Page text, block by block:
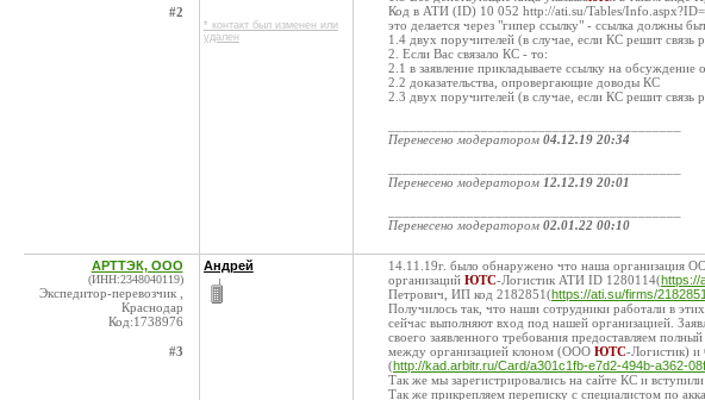
#2
* контакт был изменен или
удален
Код в АТИ (ID) 10 052 http://ati.su/Tables/
это делается через "гипер ссылку" - ссылка должны
1.4 двух поручителей (в случае, если КС решит связь
2. Если Вас связало КС - то:
2.1 в заявление прикладываете ссылку на обсуждение
2.2 доказательства, опровергающие доводы КС
2.3 двух поручителей (в случае, если КС решит связь
Перенесено модератором 04.12.19 20:34
Перенесено модератором 12.12.19 20:01
Перенесено модератором 02.01.22 00:10
АРТТЭК, ООО
(ИНН:2348040119)
Экспедитор-перевозчик ,
Краснодар
Код:1738976
#3
Андрей 14.11.19г. было обнаружено что наша
организаций ЮТС-Логистик АТИ ID 1280114(https://
Петрович, ИП код 2182851(https://ati.su/firms/
Получилось так, что наши сотрудники работали в
сейчас выполняют вход под нашей организацией.
своего заявленного требования предоставляем
между организацией клоном (ООО ЮТС-Логистик)
(http://kad.arbitr.ru/Card/a301c1fb-e7d2-494b-a362-
Так же мы зарегистрировались на сайте КС и
Так же прикрепляем переписку с специалистом по